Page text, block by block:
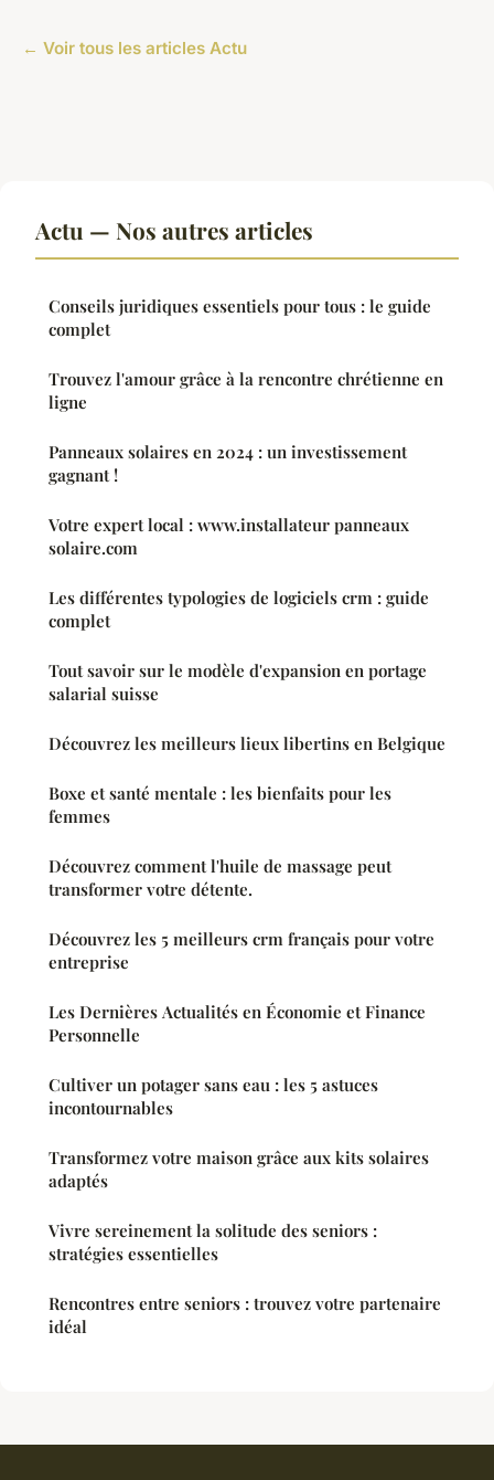
← Voir tous les articles Actu
Actu — Nos autres articles
Conseils juridiques essentiels pour tous : le guide
complet
Trouvez l'amour grâce à la rencontre chrétienne en
ligne
Panneaux solaires en 2024 : un investissement
gagnant !
Votre expert local : www.installateur panneaux
solaire.com
Les différentes typologies de logiciels crm : guide
complet
Tout savoir sur le modèle d'expansion en portage
salarial suisse
Découvrez les meilleurs lieux libertins en Belgique
Boxe et santé mentale : les bienfaits pour les
femmes
Découvrez comment l'huile de massage peut
transformer votre détente.
Découvrez les 5 meilleurs crm français pour votre
entreprise
Les Dernières Actualités en Économie et Finance
Personnelle
Cultiver un potager sans eau : les 5 astuces
incontournables
Transformez votre maison grâce aux kits solaires
adaptés
Vivre sereinement la solitude des seniors :
stratégies essentielles
Rencontres entre seniors : trouvez votre partenaire
idéal